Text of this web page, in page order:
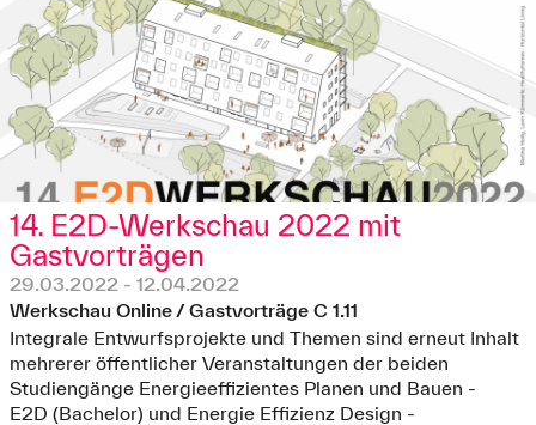
14. E2D-Werkschau 2022 mit
Gastvorträgen
29.03.2022 - 12.04.2022
Werkschau Online / Gastvorträge C 1.11
Integrale Entwurfsprojekte und Themen sind erneut Inhalt
mehrerer öffentlicher Veranstaltungen der beiden
Studiengänge Energieeffizientes Planen und Bauen -
E2D (Bachelor) und Energie Effizienz Design -